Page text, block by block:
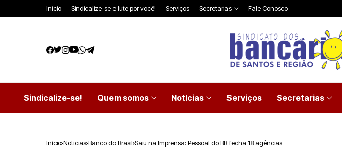
Início Sindicalize-se e lute por você! Serviços Secretarias Fale Conosco
Sindicalize-se! Quem somos Notícias Serviços Secretarias
Início Notícias Banco do Brasil Saiu na Imprensa: Pessoal do BB fecha 18 agências